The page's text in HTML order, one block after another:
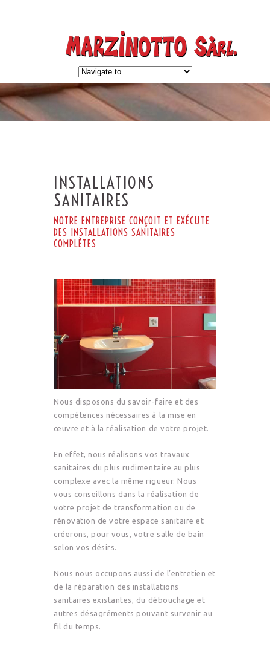
INSTALLATIONS
SANITAIRES
NOTRE ENTREPRISE CONÇOIT ET EXÉCUTE
DES INSTALLATIONS SANITAIRES
COMPLÈTES
Nous disposons du savoir-faire et des
compétences nécessaires à la mise en
œuvre et à la réalisation de votre projet.
En effet, nous réalisons vos travaux
sanitaires du plus rudimentaire au plus
complexe avec la même rigueur. Nous
vous conseillons dans la réalisation de
votre projet de transformation ou de
rénovation de votre espace sanitaire et
créerons, pour vous, votre salle de bain
selon vos désirs.
Nous nous occupons aussi de l’entretien et
de la réparation des installations
sanitaires existantes, du débouchage et
autres désagréments pouvant survenir au
fil du temps.